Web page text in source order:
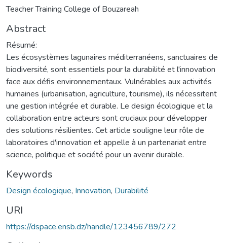
Teacher Training College of Bouzareah
Abstract
Résumé:
Les écosystèmes lagunaires méditerranéens, sanctuaires de
biodiversité, sont essentiels pour la durabilité et l'innovation
face aux défis environnementaux. Vulnérables aux activités
humaines (urbanisation, agriculture, tourisme), ils nécessitent
une gestion intégrée et durable. Le design écologique et la
collaboration entre acteurs sont cruciaux pour développer
des solutions résilientes. Cet article souligne leur rôle de
laboratoires d'innovation et appelle à un partenariat entre
science, politique et société pour un avenir durable.
Keywords
Design écologique, Innovation, Durabilité
URI
https://dspace.ensb.dz/handle/123456789/272